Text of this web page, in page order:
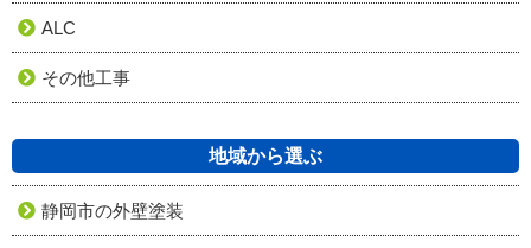
ALC
その他工事
地域から選ぶ
静岡市の外壁塗装